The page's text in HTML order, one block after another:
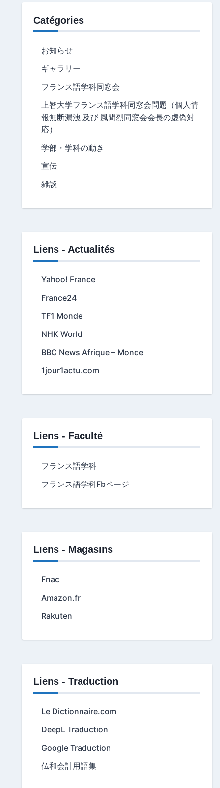
Catégories
お知らせ
ギャラリー
フランス語学科同窓会
上智大学フランス語学科同窓会問題（個人情
報無断漏洩 及び 風間烈同窓会会長の虚偽対
応）
学部・学科の動き
宣伝
雑談
Liens - Actualités
Yahoo! France
France24
TF1 Monde
NHK World
BBC News Afrique – Monde
1jour1actu.com
Liens - Faculté
フランス語学科
フランス語学科Fbページ
Liens - Magasins
Fnac
Amazon.fr
Rakuten
Liens - Traduction
Le Dictionnaire.com
DeepL Traduction
Google Traduction
仏和会計用語集